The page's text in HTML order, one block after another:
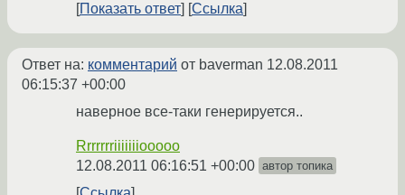
Показать ответ
Ссылка
Ответ на: комментарий от baverman 12.08.2011
06:15:37 +00:00
наверное все-таки генерируется..
Rrrrrrriiiiiiiooooo
12.08.2011 06:16:51 +00:00 автор топика